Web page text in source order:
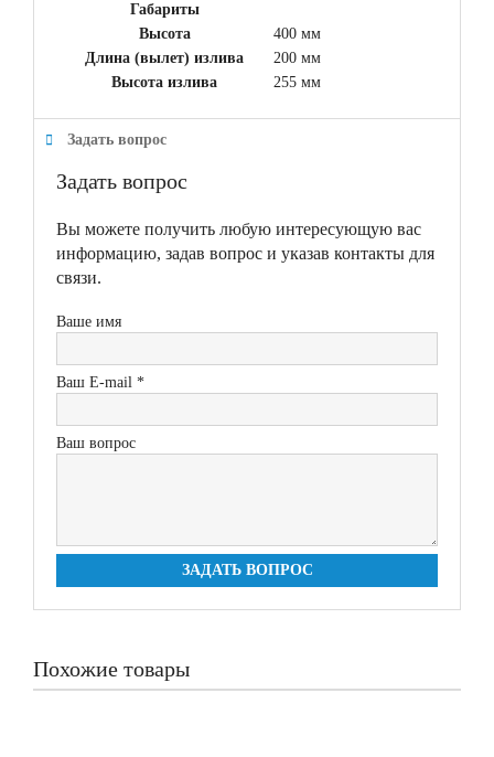
Габариты
Высота
400 мм
Длина (вылет) излива
200 мм
Высота излива
255 мм
Задать вопрос
Задать вопрос
Вы можете получить любую интересующую вас
информацию, задав вопрос и указав контакты для
связи.
Ваше имя
Ваш E-mail *
Ваш вопрос
ЗАДАТЬ ВОПРОС
Похожие товары